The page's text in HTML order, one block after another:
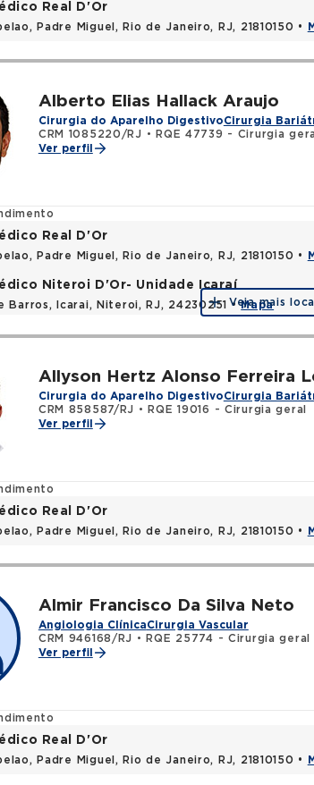
Real D'Or
Padre Miguel, Rio de Janeiro, RJ, 21810150 •
Alberto Elias Hallack Araujo
Cirurgia do Aparelho DigestivoCirurgia
CRM 1085220/RJ • RQE 47739 - Cirurgia geral
Ver perfil
Real D'Or
Padre Miguel, Rio de Janeiro, RJ, 21810150 •
Niteroi D'Or- Unidade Icaraí
Barros, Icarai, Niteroi, RJ, 24230251 •Mapa
Veja mais
Allyson Hertz Alonso Ferreira
Cirurgia do Aparelho DigestivoCirurgia
CRM 858587/RJ •
RQE 19016 - Cirurgia geral
Ver perfil
Real D'Or
Padre Miguel, Rio de Janeiro, RJ, 21810150 •
Almir Francisco Da Silva Neto
Angiologia ClínicaCirurgia Vascular
CRM 946168/RJ • RQE 25774 - Cirurgia geral
Ver perfil
Real D'Or
Padre Miguel, Rio de Janeiro, RJ, 21810150 •